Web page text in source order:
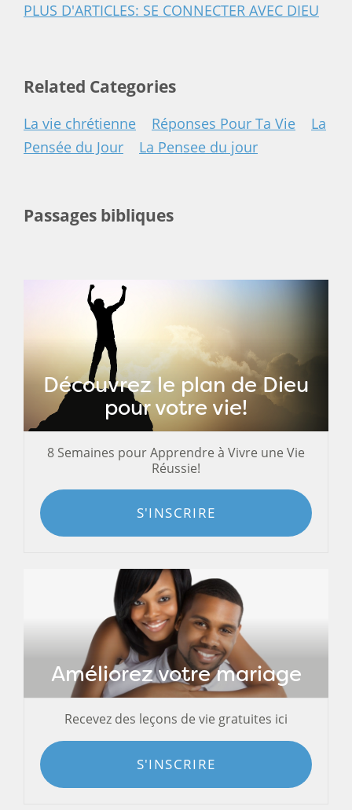
PLUS D'ARTICLES: SE CONNECTER AVEC DIEU
Related Categories
La vie chrétienne Réponses Pour Ta Vie
La
Pensée du Jour
La Pensee du jour
Passages bibliques
Découvrez le plan de Dieu
pour votre vie!
8 Semaines pour Apprendre à Vivre une Vie
Réussie!
S'INSCRIRE
Améliorez votre mariage
Recevez des leçons de vie gratuites ici
S'INSCRIRE